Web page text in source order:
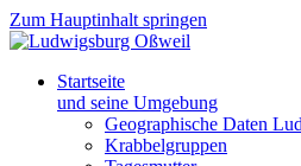
Zum Hauptinhalt springen
Startseite
und seine Umgebung
Geographische Daten
Krabbelgruppen